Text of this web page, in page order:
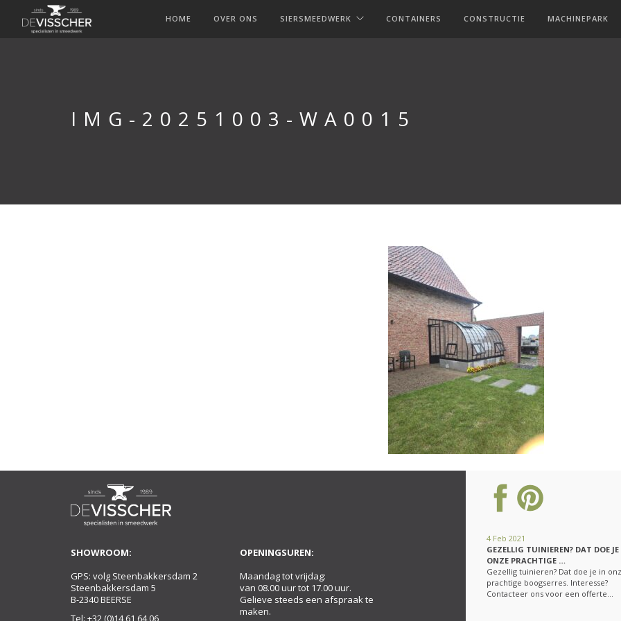
HOME OVER ONS SIERSMEEDWERK CONTAINERS CONSTRUCTIE MACHINEPARK
IMG-20251003-WA0015
SHOWROOM:
GPS: volg Steenbakkersdam 2
Steenbakkersdam 5
B-2340 BEERSE
Tel: +32 (0)14 61 64 06
OPENINGSUREN:
Maandag tot vrijdag:
van 08.00 uur tot 17.00 uur.
Gelieve steeds een afspraak te
maken.
4 Feb 2021
GEZELLIG TUINIEREN? DAT DOE
ONZE PRACHTIGE …
Gezellig tuinieren? Dat doe je in
prachtige boogserres. Interesse?
Contacteer ons voor een offerte…